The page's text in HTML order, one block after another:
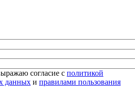
согласие с политикой
данных и правилами пользования